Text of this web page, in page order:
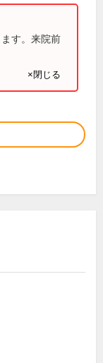
す。来院前
×閉じる